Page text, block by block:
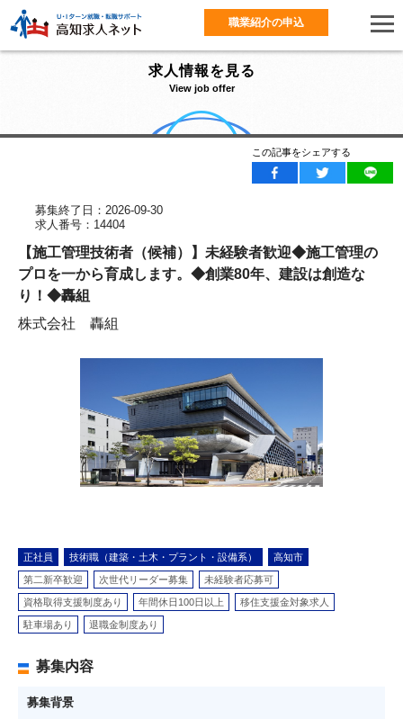
職業紹介の申込
求人情報を見る
View job offer
この記事をシェアする
募集終了日：2026-09-30
求人番号：14404
【施工管理技術者（候補）】未経験者歓迎◆施工管理の
プロを一から育成します。◆創業80年、建設は創造な
り！◆轟組
株式会社 轟組
正社員 技術職（建築・土木・プラント・設備系） 高知市
第二新卒歓迎 次世代リーダー募集 未経験者応募可
資格取得支援制度あり 年間休日100日以上 移住支援金対象求人
駐車場あり 退職金制度あり
募集内容
募集背景